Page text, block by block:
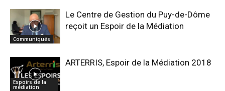
Communiqués
Le Centre de Gestion du Puy-de-Dôme
reçoit un Espoir de la Médiation
Espoirs de la
médiation
ARTERRIS, Espoir de la Médiation 2018